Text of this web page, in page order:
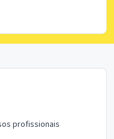
profissionais